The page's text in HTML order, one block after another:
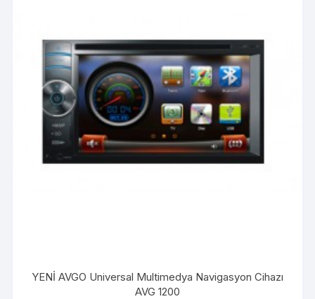
YENİ AVGO Universal Multimedya Navigasyon Cihazı
AVG 1200